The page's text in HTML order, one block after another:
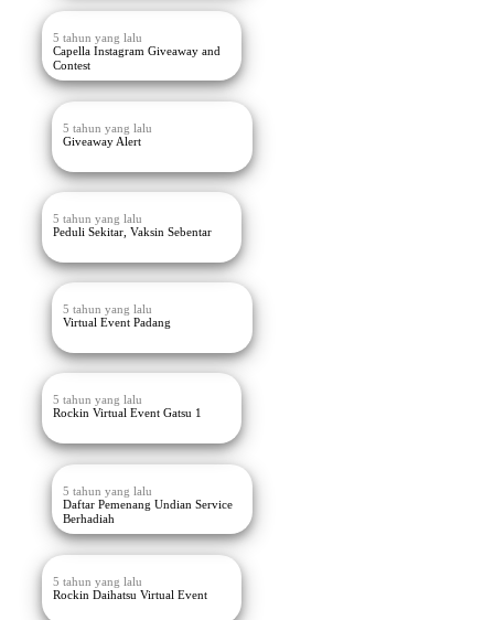
5 tahun yang lalu
Capella Instagram Giveaway and
Contest
5 tahun yang lalu
Giveaway Alert
5 tahun yang lalu
Peduli Sekitar, Vaksin Sebentar
5 tahun yang lalu
Virtual Event Padang
5 tahun yang lalu
Rockin Virtual Event Gatsu 1
5 tahun yang lalu
Daftar Pemenang Undian Service
Berhadiah
5 tahun yang lalu
Rockin Daihatsu Virtual Event